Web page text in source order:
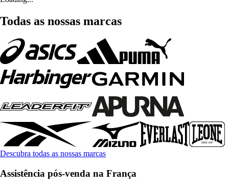
Todas as nossas marcas
Descubra todas as nossas marcas
Assistência pós-venda na França